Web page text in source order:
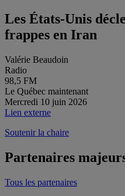
Les États-Unis
frappes en Iran
Valérie Beaudoin
Radio
98,5 FM
Le Québec maintenant
Mercredi 10 juin 2026
Lien externe
Soutenir la chaire
Partenaires
Tous les partenaires